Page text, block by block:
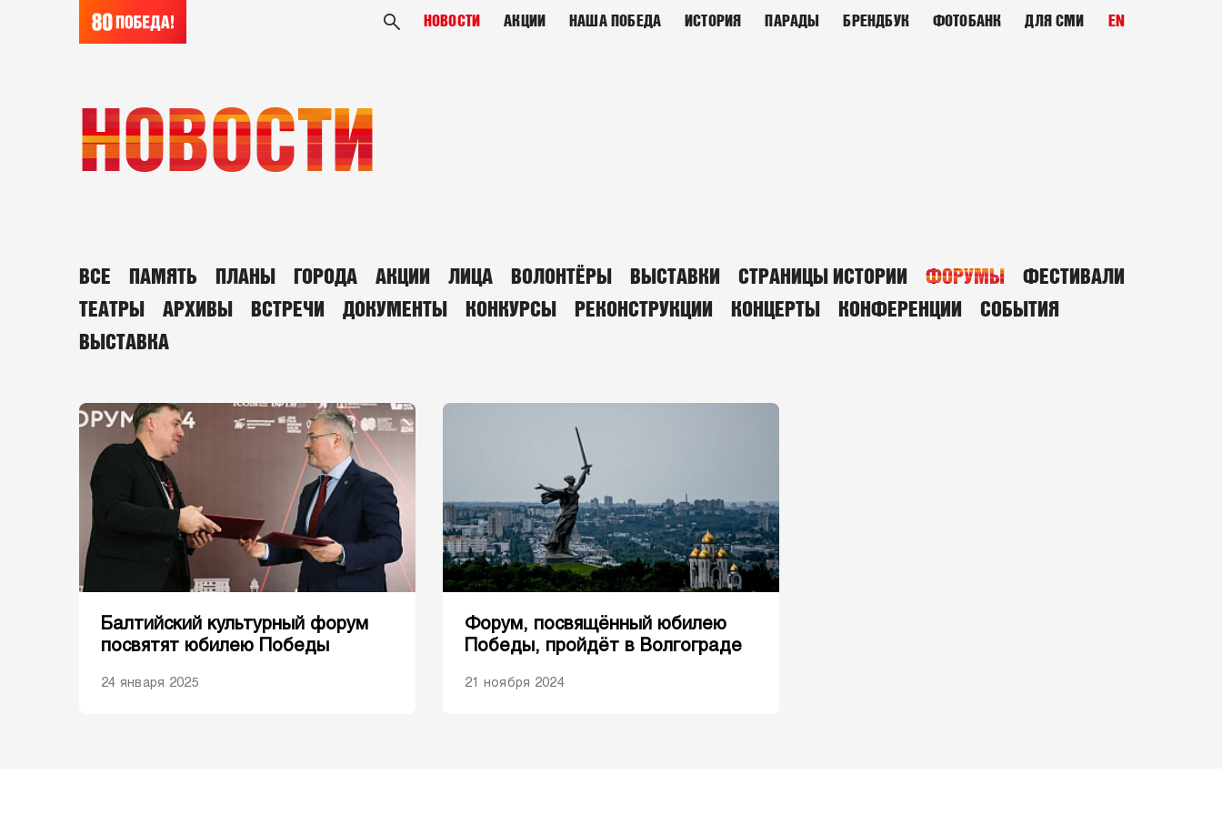
НОВОСТИ АКЦИИ НАША ПОБЕДА ИСТОРИЯ ПАРАДЫ БРЕНДБУК ФОТОБАНК ДЛЯ СМИ EN
НОВОСТИ
ВСЕ ПАМЯТЬ ПЛАНЫ ГОРОДА АКЦИИ ЛИЦА ВОЛОНТЁРЫ ВЫСТАВКИ СТРАНИЦЫ ИСТОРИИ ФОРУМЫ
ФЕСТИВАЛИ
ТЕАТРЫ
АРХИВЫ ВСТРЕЧИ ДОКУМЕНТЫ КОНКУРСЫ РЕКОНСТРУКЦИИ КОНЦЕРТЫ КОНФЕРЕНЦИИ
СОБЫТИЯ
ВЫСТАВКА
Балтийский культурный форум
посвятят юбилею Победы
24 января 2025
Форум, посвящённый юбилею
Победы, пройдёт в Волгограде
21 ноября 2024